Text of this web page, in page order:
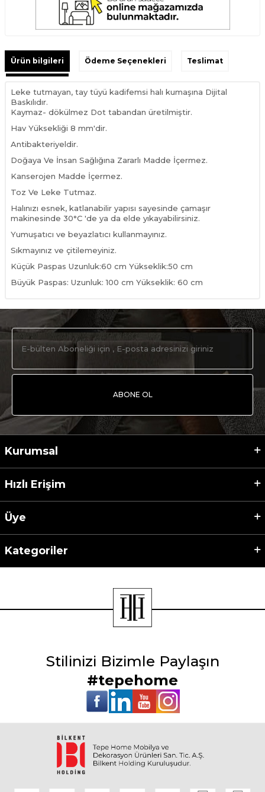
Ürün bilgileri Ödeme Seçenekleri Teslimat
Leke tutmayan, tay tüyü kadifemsi halı kumaşına Dijital
Baskılıdır.
Kaymaz- dökülmez Dot tabandan üretilmiştir.
Hav Yüksekliği 8 mm'dir.
Antibakteriyeldir.
Doğaya Ve İnsan Sağlığına Zararlı Madde İçermez.
Kanserojen Madde İçermez.
Toz Ve Leke Tutmaz.
Halınızı esnek, katlanabilir yapısı sayesinde çamaşır
makinesinde 30°C 'de ya da elde yıkayabilirsiniz.
Yumuşatıcı ve beyazlatıcı kullanmayınız.
Sıkmayınız ve çitilemeyiniz.
Küçük Paspas Uzunluk:60 cm Yükseklik:50 cm
Büyük Paspas: Uzunluk: 100 cm Yükseklik: 60 cm
ABONE OL
Kurumsal
Hızlı Erişim
Üye
Kategoriler
Stilinizi Bizimle Paylaşın
#tepehome